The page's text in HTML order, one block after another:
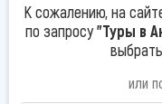
К сожалению, на
по запросу"Туры в
или